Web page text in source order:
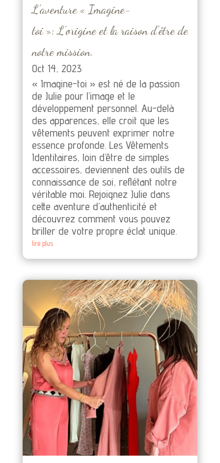
L’aventure « Imagine-
toi »: L’origine et la raison d’être de
notre mission.
Oct 14, 2023
« Imagine-toi » est né de la passion
de Julie pour l’image et le
développement personnel. Au-delà
des apparences, elle croit que les
vêtements peuvent exprimer notre
essence profonde. Les Vêtements
Identitaires, loin d’être de simples
accessoires, deviennent des outils de
connaissance de soi, reflétant notre
véritable moi. Rejoignez Julie dans
cette aventure d’authenticité et
découvrez comment vous pouvez
briller de votre propre éclat unique.
lire plus